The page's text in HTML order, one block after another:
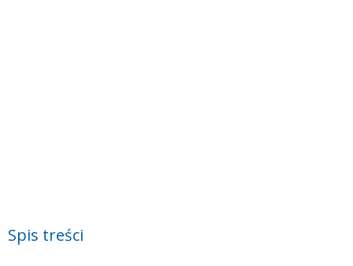
Spis treści